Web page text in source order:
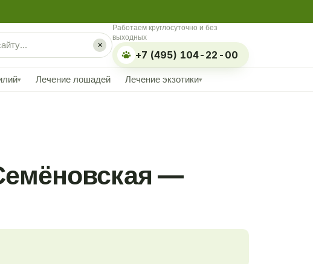
×
Работаем круглосуточно и без
выходных
+7 (495) 104-22-00
▾ Лечение лошадей Лечение экзотики▾
—